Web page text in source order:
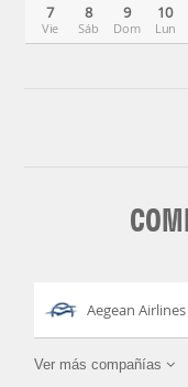
7
Vie
8
Sáb
9
Dom
10
Lun
Aegean Airlines
SKY express
Ver más compañías